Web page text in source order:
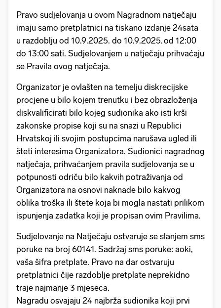
Pravo sudjelovanja u ovom Nagradnom natječaju
imaju samo pretplatnici na tiskano izdanje 24sata
u razdoblju od 10.9.2025. do 10.9.2025. od 12:00
do 13:00 sati. Sudjelovanjem u natječaju prihvaćaju
se Pravila ovog natječaja.
Organizator je ovlašten na temelju diskrecijske
procjene u bilo kojem trenutku i bez obrazloženja
diskvalificirati bilo kojeg sudionika ako isti krši
zakonske propise koji su na snazi u Republici
Hrvatskoj ili svojim postupcima narušava ugled ili
šteti interesima Organizatora. Sudionici nagradnog
natječaja, prihvaćanjem pravila sudjelovanja se u
potpunosti odriču bilo kakvih potraživanja od
Organizatora na osnovi naknade bilo kakvog
oblika troška ili štete koja bi mogla nastati prilikom
ispunjenja zadatka koji je propisan ovim Pravilima.
Sudjelovanje na Natječaju ostvaruje se slanjem sms
poruke na broj 60141. Sadržaj sms poruke: aoki,
vaša šifra pretplate. Pravo na dar ostvaruju
pretplatnici čije razdoblje pretplate neprekidno
traje najmanje 3 mjeseca.
Nagradu osvajaju 24 najbrža sudionika koji prvi